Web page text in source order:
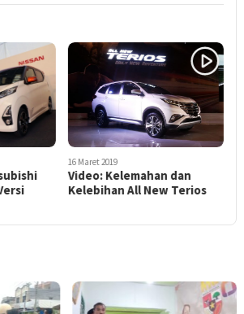
16 Maret 2019
Video: Kelemahan dan
Kelebihan All New Terios